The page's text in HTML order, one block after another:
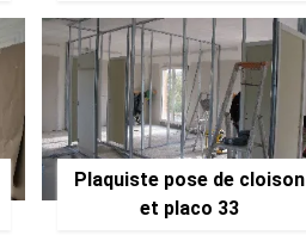
Plaquiste pose de cloison
et placo 33